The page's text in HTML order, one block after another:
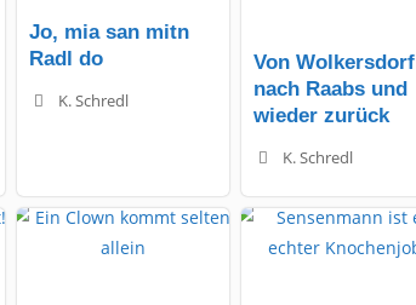
Jo, mia san mitn
Radl do
K. Schredl
Von Wolkersdorf
nach Raabs und
wieder zurück
K. Schredl